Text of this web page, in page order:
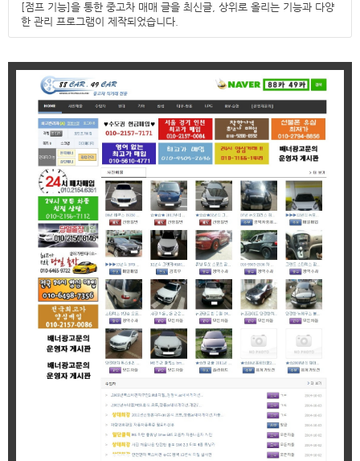
[점프 기능]을 통한 중고차 매매 글을 최신글, 상위로 올리는 기능과 다양